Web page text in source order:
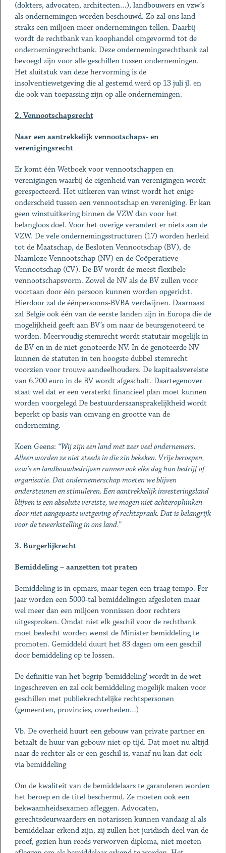
(dokters, advocaten, architecten…), landbouwers en vzw’s
als ondernemingen worden beschouwd. Zo zal ons land
straks een miljoen meer ondernemingen tellen. Daarbij
wordt de rechtbank van koophandel omgevormd tot de
ondernemingsrechtbank. Deze ondernemingsrechtbank zal
bevoegd zijn voor alle geschillen tussen ondernemingen.
Het sluitstuk van deze hervorming is de
insolventiewetgeving die al gestemd werd op 13 juli jl. en
die ook van toepassing zijn op alle ondernemingen.
2. Vennootschapsrecht
Naar een aantrekkelijk vennootschaps- en
verenigingsrecht
Er komt één Wetboek voor vennootschappen en
verenigingen waarbij de eigenheid van verenigingen wordt
gerespecteerd. Het uitkeren van winst wordt het enige
onderscheid tussen een vennootschap en vereniging. Er kan
geen winstuitkering binnen de VZW dan voor het
belangloos doel. Voor het overige verandert er niets aan de
VZW. De vele ondernemingsstructuren (17) worden herleid
tot de Maatschap, de Besloten Vennootschap (BV), de
Naamloze Vennootschap (NV) en de Coöperatieve
Vennootschap (CV). De BV wordt de meest flexibele
vennootschapsvorm. Zowel de NV als de BV zullen voor
voortaan door één persoon kunnen worden opgericht.
Hierdoor zal de éénpersoons-BVBA verdwijnen. Daarnaast
zal België ook één van de eerste landen zijn in Europa die de
mogelijkheid geeft aan BV’s om naar de beursgenoteerd te
worden. Meervoudig stemrecht wordt statutair mogelijk in
de BV en in de niet-genoteerde NV. In de genoteerde NV
kunnen de statuten in ten hoogste dubbel stemrecht
voorzien voor trouwe aandeelhouders. De kapitaalsvereiste
van 6.200 euro in de BV wordt afgeschaft. Daartegenover
staat wel dat er een versterkt financieel plan moet kunnen
worden voorgelegd De bestuurdersaansprakelijkheid wordt
beperkt op basis van omvang en grootte van de
onderneming.
Koen Geens: “Wij zijn een land met zeer veel ondernemers.
Alleen worden ze niet steeds in die zin bekeken. Vrije beroepen,
vzw’s en landbouwbedrijven runnen ook elke dag hun bedrijf of
organisatie. Dat ondernemerschap moeten we blijven
ondersteunen en stimuleren. Een aantrekkelijk investeringsland
blijven is een absolute vereiste, we mogen niet achterophinken
door niet aangepaste wetgeving of rechtspraak. Dat is belangrijk
voor de tewerkstelling in ons land.”
3. Burgerlijkrecht
Bemiddeling – aanzetten tot praten
Bemiddeling is in opmars, maar tegen een traag tempo. Per
jaar worden een 5000-tal bemiddelingen afgesloten maar
wel meer dan een miljoen vonnissen door rechters
uitgesproken. Omdat niet elk geschil voor de rechtbank
moet beslecht worden wenst de Minister bemiddeling te
promoten. Gemiddeld duurt het 83 dagen om een geschil
door bemiddeling op te lossen.
De definitie van het begrip ‘bemiddeling’ wordt in de wet
ingeschreven en zal ook bemiddeling mogelijk maken voor
geschillen met publiekrechtelijke rechtspersonen
(gemeenten, provincies, overheden…)
Vb. De overheid huurt een gebouw van private partner en
betaalt de huur van gebouw niet op tijd. Dat moet nu altijd
naar de rechter als er een geschil is, vanaf nu kan dat ook
via bemiddeling
Om de kwaliteit van de bemiddelaars te garanderen worden
het beroep en de titel beschermd. Ze moeten ook een
bekwaamheidsexamen afleggen. Advocaten,
gerechtsdeurwaarders en notarissen kunnen vandaag al als
bemiddelaar erkend zijn, zij zullen het juridisch deel van de
proef, gezien hun reeds verworven diploma, niet moeten